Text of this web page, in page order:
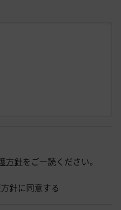
方針をご一読ください。
針に同意する